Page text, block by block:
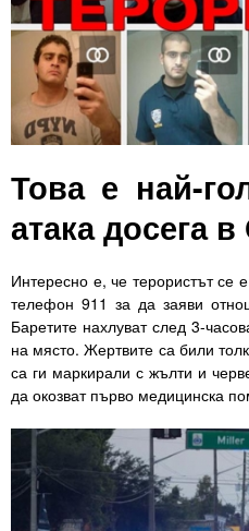
Това е най-
атака досега
Интересно е, че терористът се
телефон 911 за да заяви
Баретите нахлуват след 3-
на място. Жертвите са били
са ги маркирали с жълти и
да окозват първо медицинска